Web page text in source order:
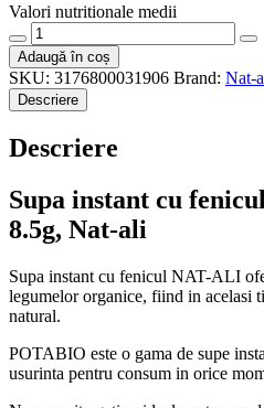
Valori nutritionale medii
Cantitate
Supa
instant
cu
fenicul
legume
2
buc
x
17g
Nat-
ali
Adaugă în coș
SKU: 3176800031906 Brand: Nat-
Descriere
Descriere
Supa instant cu
8.5g, Nat-ali
Supa instant cu fenicul NAT-ALI
legumelor organice, fiind in acelasi
natural.
POTABIO este o gama de supe
usurinta pentru consum in orice